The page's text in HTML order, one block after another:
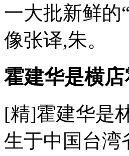
一大批新鲜的
像张译,朱。
霍建华是横
[精]霍建华是
生于中国台湾